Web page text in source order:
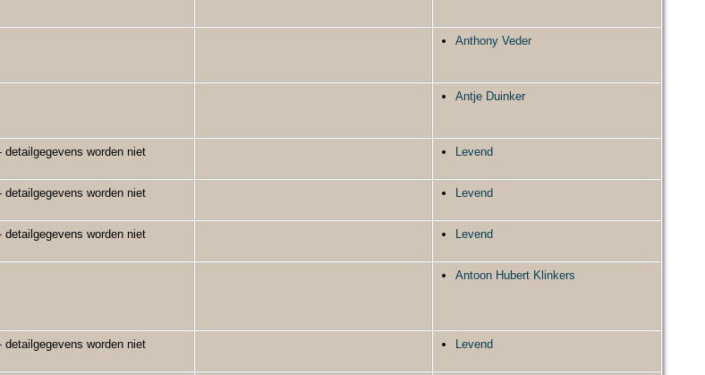
Anthony Veder
Antje Duinker
worden niet
Levend
worden niet
Levend
worden niet
Levend
Antoon Hubert Klinkers
worden niet
Levend